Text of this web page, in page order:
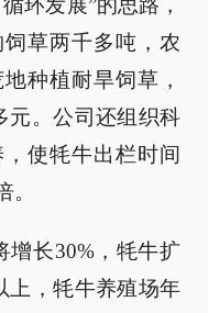
环发展”的思路，
草两千多吨，农
种植耐旱饲草，
元。公司还组织科
使牦牛出栏时间
增长30%，牦牛扩
上，牦牛养殖场年